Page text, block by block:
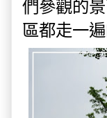
們參觀的
區都走一